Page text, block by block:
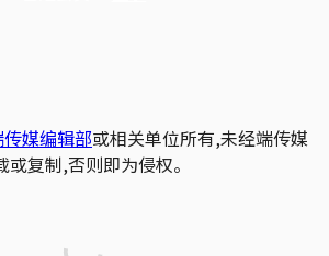
媒编辑部或相关单位所有,未经端传媒
复制,否则即为侵权。